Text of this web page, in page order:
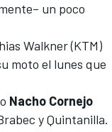
un poco
Walkner(KTM)
moto el lunes que
Nacho Cornejo
y Quintanilla.